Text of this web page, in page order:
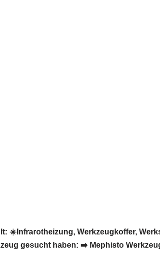
☀️Infrarotheizung, Werkzeugkoffer,
gesucht haben: ➡️ Mephisto